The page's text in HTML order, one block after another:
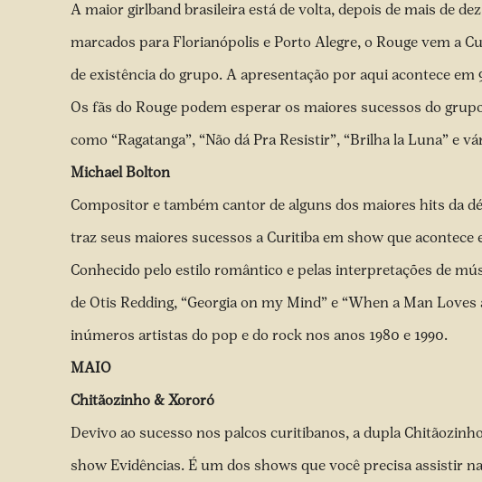
A maior girlband brasileira está de volta, depois de mais de
marcados para Florianópolis e Porto Alegre, o Rouge vem a
de existência do grupo. A apresentação por aqui acontece
Os fãs do Rouge podem esperar os maiores sucessos do
como “Ragatanga”, “Não dá Pra Resistir”, “Brilha la Luna” e
Michael Bolton
Compositor e também cantor de alguns dos maiores hits da
traz seus maiores sucessos a Curitiba em show que acontece
Conhecido pelo estilo romântico e pelas interpretações de
de Otis Redding, “Georgia on my Mind” e “When a Man
inúmeros artistas do pop e do rock nos anos 1980 e 1990.
MAIO
Chitãozinho & Xororó
Devivo ao sucesso nos palcos curitibanos, a dupla
show Evidências. É um dos shows que você precisa assistir